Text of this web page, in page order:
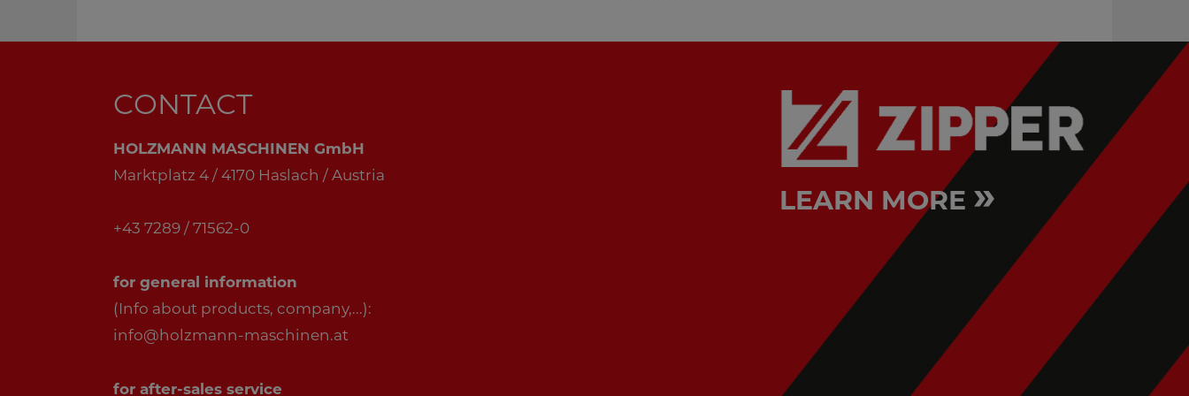
CONTACT
HOLZMANN MASCHINEN GmbH
Marktplatz 4 / 4170 Haslach / Austria
+43 7289 / 71562-0
for general information
(Info about products, company,...):
info@holzmann-maschinen.at
for after-sales service
LEARN MORE »